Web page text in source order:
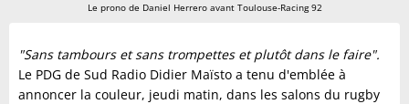
Le prono de Daniel Herrero avant Toulouse-Racing 92
"Sans tambours et sans trompettes et plutôt dans le faire".
Le PDG de Sud Radio Didier Maïsto a tenu d'emblée à
annoncer la couleur, jeudi matin, dans les salons du rugby